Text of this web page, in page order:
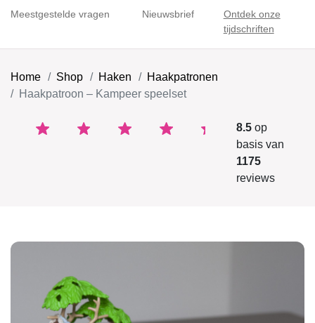
Meestgestelde vragen Nieuwsbrief
Ontdek onze
tijdschriften
Home Shop Haken
Haakpatronen
Haakpatroon – Kampeer speelset
8.5 op
basis van
1175
reviews